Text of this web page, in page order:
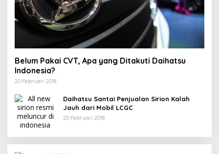
Belum Pakai CVT, Apa yang Ditakuti Daihatsu
Indonesia?
20 Februari 2018
Daihatsu Santai Penjualan Sirion Kalah
Jauh dari Mobil LCGC
20 Februari 2018